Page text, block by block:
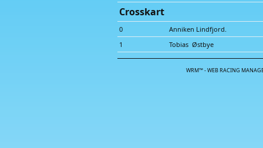
Crosskart
0
Anniken Lindfjord.
1
Tobias Østbye
WRM™ - WEB RACING